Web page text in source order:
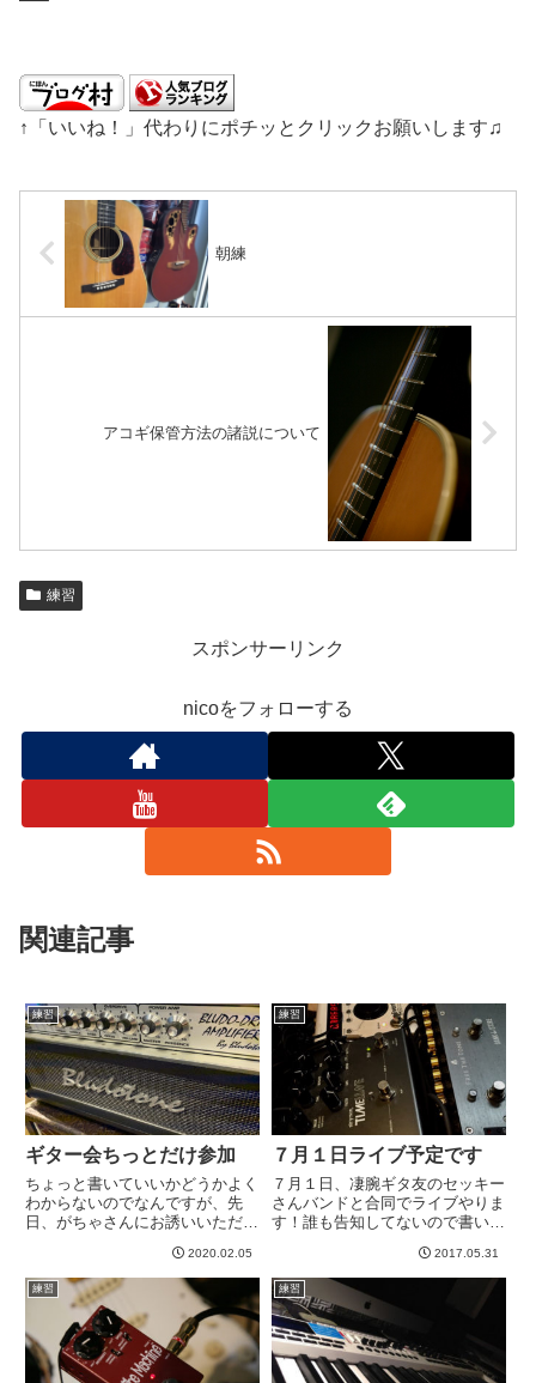
↑「いいね！」代わりにポチッとクリックお願いします♫
朝練
アコギ保管方法の諸説について
練習
スポンサーリンク
nicoをフォローする
関連記事
練習
ギター会ちっとだけ参加
ちょっと書いていいかどうかよく
わからないのでなんですが、先
日、がちゃさんにお誘いいただき
た時期にブルードトーンを購入さ
れた方が二人いて、それのお試し
ということで＾＾ かこい
い。。。 ダンブル系...
2020.02.05
練習
７月１日ライブ予定です
７月１日、凄腕ギタ友のセッキー
さんバンドと合同でライブやりま
す！誰も告知してないので書いて
くらいに予定していたのですが、
ベース氏がその日都合がつかない
ということで出場機会を探してい
ました。そんな中、セッキーさ...
2017.05.31
練習 練習